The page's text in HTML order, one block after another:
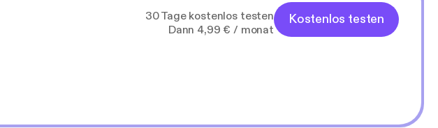
30 Tage kostenlos testen
Dann 4,99 € / monat
Kostenlos testen